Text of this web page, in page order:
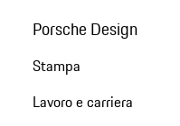
Porsche Design
Stampa
Lavoro e carriera